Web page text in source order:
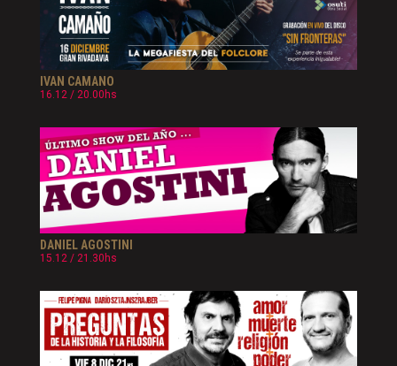
IVAN CAMANO
16.12 / 20.00hs
DANIEL AGOSTINI
15.12 / 21.30hs